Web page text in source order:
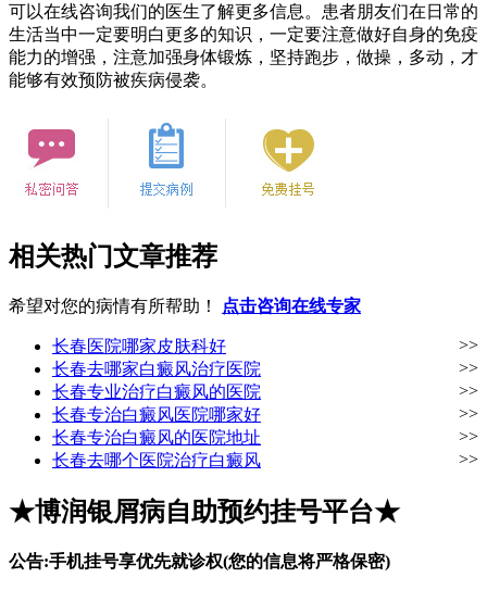
可以在线咨询我们的医生了解更多信息。患者朋友们在日常的
生活当中一定要明白更多的知识，一定要注意做好自身的免疫
能力的增强，注意加强身体锻炼，坚持跑步，做操，多动，才
能够有效预防被疾病侵袭。
相关热门文章推荐
希望对您的病情有所帮助！ 点击咨询在线专家
长春医院哪家皮肤科好
>>
长春去哪家白癜风治疗医院
>>
长春专业治疗白癜风的医院
>>
长春专治白癜风医院哪家好
>>
长春专治白癜风的医院地址
>>
长春去哪个医院治疗白癜风
>>
★博润银屑病自助预约挂号平台★
公告:手机挂号享优先就诊权(您的信息将严格保密)